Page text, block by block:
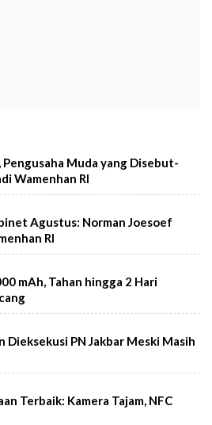
Muda yang Disebut-
Wamenhan RI
Agustus: Norman Joesoef
RI
mAh, Tahan hingga 2 Hari
Dieksekusi PN Jakbar Meski Masih
Terbaik: Kamera Tajam, NFC